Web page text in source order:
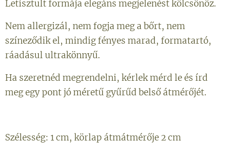
Letisztult formája elegáns megjelenést kölcsönöz.
Nem allergizál, nem fogja meg a bőrt, nem
színeződik el, mindig fényes marad, formatartó,
ráadásul ultrakönnyű.
Ha szeretnéd megrendelni, kérlek mérd le és írd
meg egy pont jó méretű gyűrűd belső átmérőjét.
Szélesség: 1 cm, körlap átmátmérője 2 cm